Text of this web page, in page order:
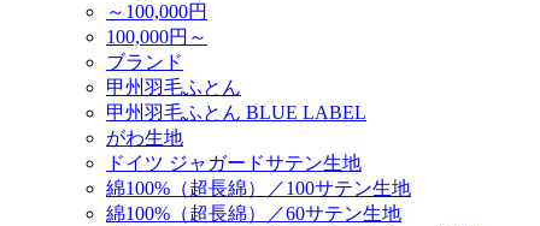
～100,000円
100,000円～
ブランド
甲州羽毛ふとん
甲州羽毛ふとん BLUE LABEL
がわ生地
ドイツ ジャガードサテン生地
綿100%（超長綿）／100サテン生地
綿100%（超長綿）／60サテン生地